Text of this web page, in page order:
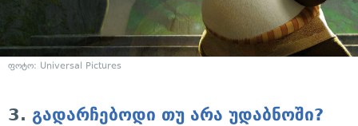
ფოტო: Universal Pictures
3. გადარჩებოდი თუ არა უდაბნოში?